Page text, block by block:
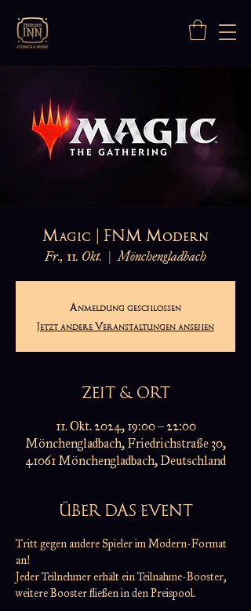
Magic | FNM Modern
Fr., 11. Okt.
  |
Mönchengladbach
Anmeldung geschlossen
Jetzt andere Veranstaltungen ansehen
ZEIT & ORT
11. Okt. 2024, 19:00 – 22:00
Mönchengladbach, Friedrichstraße 30,
41061 Mönchengladbach, Deutschland
ÜBER DAS EVENT
Tritt gegen andere Spieler im Modern-Format
an!
Jeder Teilnehmer erhält ein Teilnahme-Booster,
weitere Booster fließen in den Preispool.